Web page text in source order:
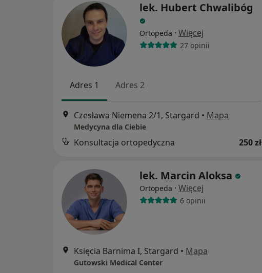
lek. Hubert Chwalibóg
Ortopeda · Więcej
27 opinii
Adres 1 Adres 2
Czesława Niemena 2/1, Stargard • Mapa
Medycyna dla Ciebie
Konsultacja ortopedyczna 250 zł
lek. Marcin Aloksa
Ortopeda · Więcej
6 opinii
Księcia Barnima I, Stargard • Mapa
Gutowski Medical Center